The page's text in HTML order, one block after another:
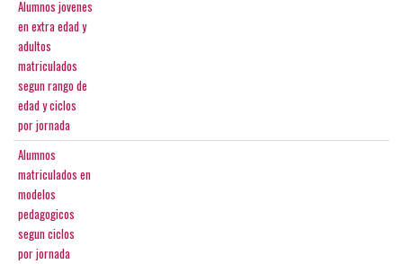
Alumnos jovenes
en extra edad y
adultos
matriculados
segun rango de
edad y ciclos
por jornada
Alumnos
matriculados en
modelos
pedagogicos
segun ciclos
por jornada